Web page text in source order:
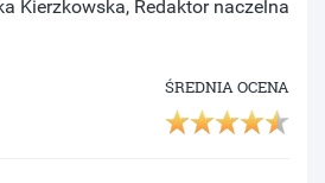
Kierzkowska, Redaktor naczelna
ŚREDNIA OCENA